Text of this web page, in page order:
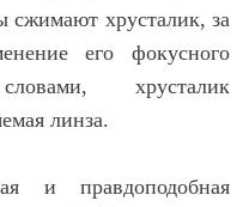
сжимают хрусталик, за
его фокусного
хрусталик
линза.
и правдоподобная